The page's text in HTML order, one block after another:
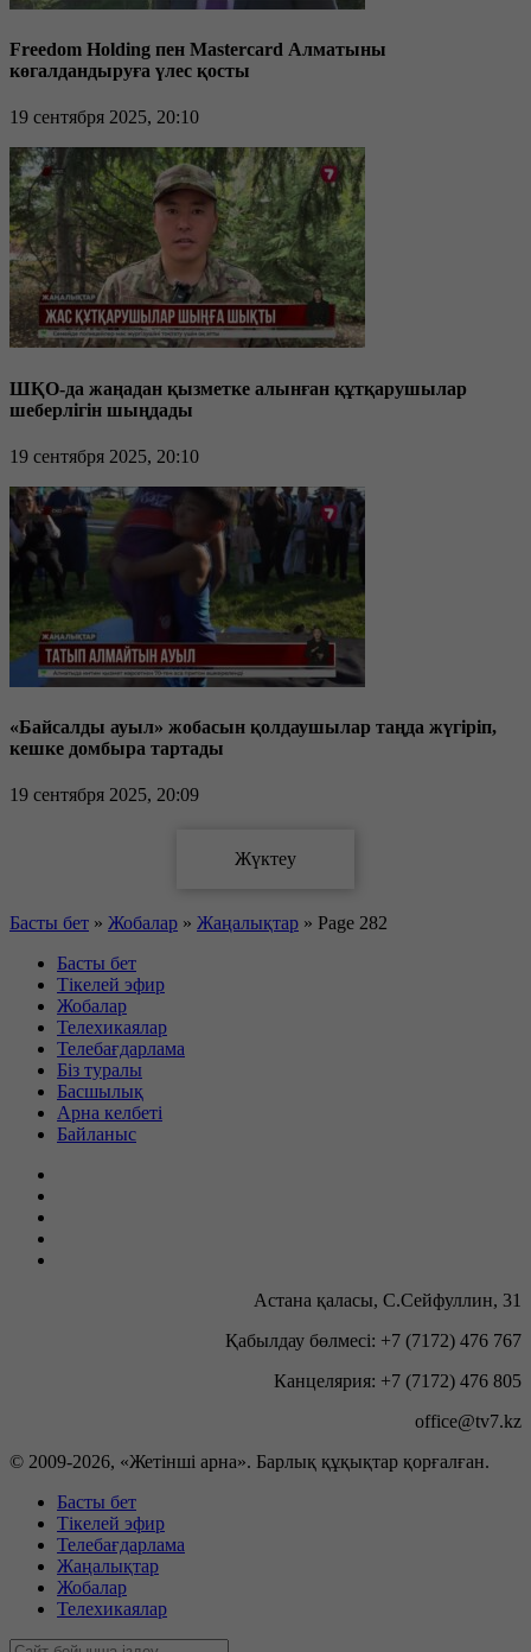
Freedom Holding пен Mastercard Алматыны
көгалдандыруға үлес қосты
19 сентября 2025, 20:10
ШҚО-да жаңадан қызметке алынған құтқарушылар
шеберлігін шыңдады
19 сентября 2025, 20:10
«Байсалды ауыл» жобасын қолдаушылар таңда жүгіріп,
кешке домбыра тартады
19 сентября 2025, 20:09
Басты бет » Жобалар » Жаңалықтар » Page 282
Басты бет
Тікелей эфир
Жобалар
Телехикаялар
Телебағдарлама
Біз туралы
Басшылық
Арна келбеті
Байланыс
Астана қаласы, С.Сейфуллин, 31
Қабылдау бөлмесі: +7 (7172) 476 767
Канцелярия: +7 (7172) 476 805
office@tv7.kz
© 2009-2026, «Жетінші арна». Барлық құқықтар қорғалған.
Басты бет
Тікелей эфир
Телебағдарлама
Жаңалықтар
Жобалар
Телехикаялар